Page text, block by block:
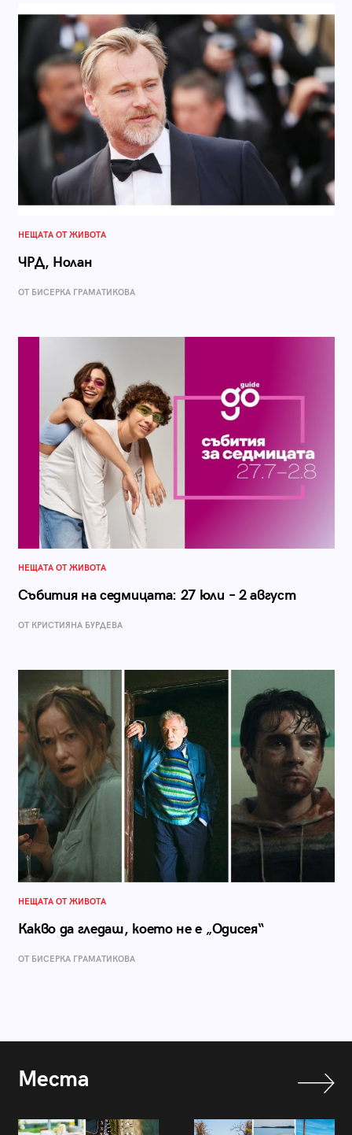
НЕЩАТА ОТ ЖИВОТА
ЧРД, Нолан
ОТ БИСЕРКА ГРАМАТИКОВА
НЕЩАТА ОТ ЖИВОТА
Събития на седмицата: 27 юли – 2 август
ОТ КРИСТИЯНА БУРДЕВА
НЕЩАТА ОТ ЖИВОТА
Какво да гледаш, което не е „Одисея“
ОТ БИСЕРКА ГРАМАТИКОВА
Места